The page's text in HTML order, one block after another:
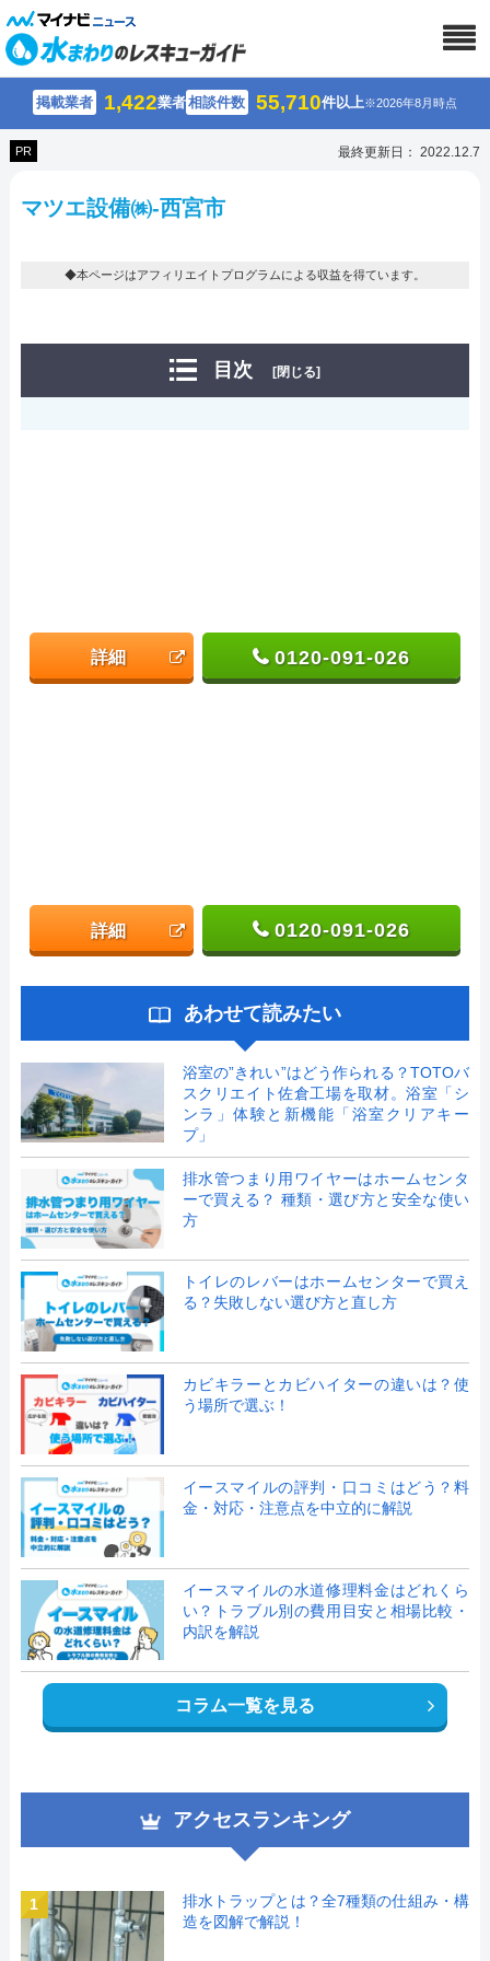
掲載業者 1,422業者相談件数 55,710件以上※2026年8月時点
PR 最終更新日： 2022.12.7
マツエ設備㈱-西宮市
◆本ページはアフィリエイトプログラムによる収益を得ています。
目次 [閉じる]
詳細 0120-091-026
詳細 0120-091-026
あわせて読みたい
浴室の”きれい”はどう作られる？TOTOバ
スクリエイト佐倉工場を取材。浴室「シ
ンラ」体験と新機能「浴室クリアキー
プ」
排水管つまり用ワイヤーはホームセンタ
ーで買える？ 種類・選び方と安全な使い
方
トイレのレバーはホームセンターで買え
る？失敗しない選び方と直し方
カビキラーとカビハイターの違いは？使
う場所で選ぶ！
イースマイルの評判・口コミはどう？料
金・対応・注意点を中立的に解説
イースマイルの水道修理料金はどれくら
い？トラブル別の費用目安と相場比較・
内訳を解説
コラム一覧を見る
アクセスランキング
1
排水トラップとは？全7種類の仕組み・構
造を図解で解説！